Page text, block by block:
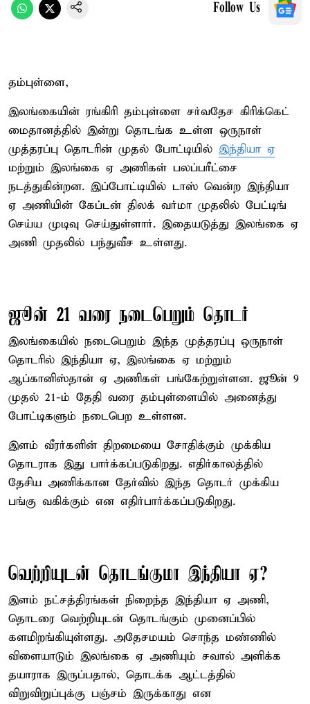
Follow Us
தம்புள்ளை,
இலங்கையின் ரங்கிரி தம்புள்ளை சர்வதேச கிரிக்கெட்
மைதானத்தில் இன்று தொடங்க உள்ள ஒருநாள்
முத்தரப்பு தொடரின் முதல் போட்டியில் இந்தியா ஏ
மற்றும் இலங்கை ஏ அணிகள் பலப்பரீட்சை
நடத்துகின்றன. இப்போட்டியில் டாஸ் வென்ற இந்தியா
ஏ அணியின் கேப்டன் திலக் வர்மா முதலில் பேட்டிங்
செய்ய முடிவு செய்துள்ளார். இதையடுத்து இலங்கை ஏ
அணி முதலில் பந்துவீச உள்ளது.
ஜூன் 21 வரை நடைபெறும் தொடர்
இலங்கையில் நடைபெறும் இந்த முத்தரப்பு ஒருநாள்
தொடரில் இந்தியா ஏ, இலங்கை ஏ மற்றும்
ஆப்கானிஸ்தான் ஏ அணிகள் பங்கேற்றுள்ளன. ஜூன் 9
முதல் 21-ம் தேதி வரை தம்புள்ளையில் அனைத்து
போட்டிகளும் நடைபெற உள்ளன.
இளம் வீரர்களின் திறமையை சோதிக்கும் முக்கிய
தொடராக இது பார்க்கப்படுகிறது. எதிர்காலத்தில்
தேசிய அணிக்கான தேர்வில் இந்த தொடர் முக்கிய
பங்கு வகிக்கும் என எதிர்பார்க்கப்படுகிறது.
வெற்றியுடன் தொடங்குமா இந்தியா ஏ?
இளம் நட்சத்திரங்கள் நிறைந்த இந்தியா ஏ அணி,
தொடரை வெற்றியுடன் தொடங்கும் முனைப்பில்
களமிறங்கியுள்ளது. அதேசமயம் சொந்த மண்ணில்
விளையாடும் இலங்கை ஏ அணியும் சவால் அளிக்க
தயாராக இருப்பதால், தொடக்க ஆட்டத்தில்
விறுவிறுப்புக்கு பஞ்சம் இருக்காது என